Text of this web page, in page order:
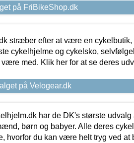
på FriBikeShop.dk
stræber efter at være en cykelbutik,
cykelhjelme og cykelsko,
med. Klik her for at se deres
på Velogear.dk
har de DK's største udvalg
børn og babyer. Alle deres
hvorfor du kan være helt tryg ved at